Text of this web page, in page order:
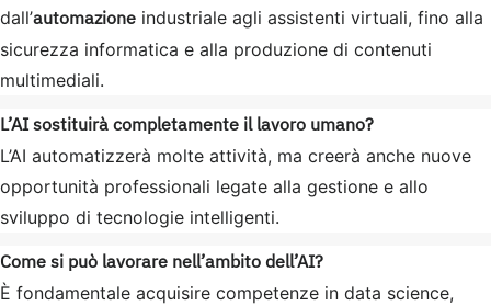
dall’automazione industriale agli assistenti virtuali, fino alla
sicurezza informatica e alla produzione di contenuti
multimediali.
L’AI sostituirà completamente il lavoro umano?
L’AI automatizzerà molte attività, ma creerà anche nuove
opportunità professionali legate alla gestione e allo
sviluppo di tecnologie intelligenti.
Come si può lavorare nell’ambito dell’AI?
È fondamentale acquisire competenze in data science,